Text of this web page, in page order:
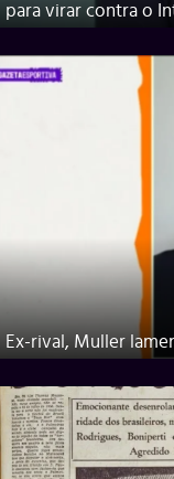
para virar contra o
Ex-rival, Muller